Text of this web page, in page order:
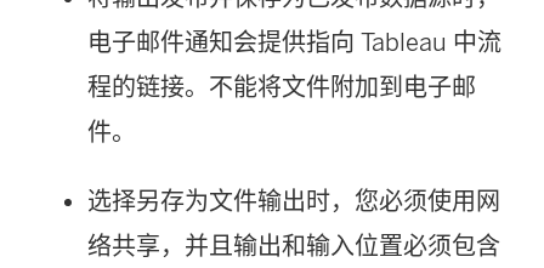
电子邮件通知会提供指向 Tableau 中流
程的链接。不能将文件附加到电子邮
件。
选择另存为文件输出时，您必须使用网
络共享，并且输出和输入位置必须包含